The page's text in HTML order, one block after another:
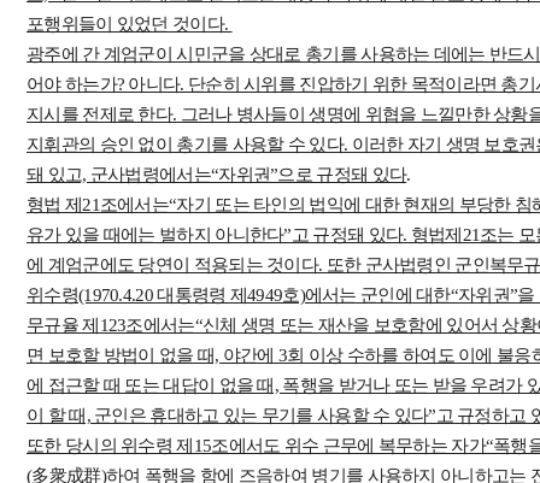
포행위들이 있었던 것이다.
광주에 간 계엄군이 시민군을 상대로 총기를 사용하는 데에는 반드
어야 하는가? 아니다. 단순히 시위를 진압하기 위한 목적이라면 총
지시를 전제로 한다. 그러나 병사들이 생명에 위협을 느낄만한 상황
지휘관의 승인 없이 총기를 사용할 수 있다. 이러한 자기 생명 보호
돼 있고, 군사법령에서는“자위권”으로 규정돼 있다.
형법 제21조에서는“자기 또는 타인의 법익에 대한 현재의 부당한
유가 있을 때에는 벌하지 아니한다”고 규정돼 있다. 형법제21조는
에 계엄군에도 당연이 적용되는 것이다. 또한 군사법령인 군인복무
위수령(1970.4.20 대통령령 제4949호)에서는 군인에 대한“자위권”
무규율 제123조에서는“신체 생명 또는 재산을 보호함에 있어서 상
면 보호할 방법이 없을 때, 야간에 3회 이상 수하를 하여도 이에 불
에 접근할 때 또는 대답이 없을 때, 폭행을 받거나 또는 받을 우려가
이 할 때, 군인은 휴대하고 있는 무기를 사용할 수 있다”고 규정하고
또한 당시의 위수령 제15조에서도 위수 근무에 복무하는 자가“폭행
(多衆成群)하여 폭행을 함에 즈음하여 병기를 사용하지 아니하고는